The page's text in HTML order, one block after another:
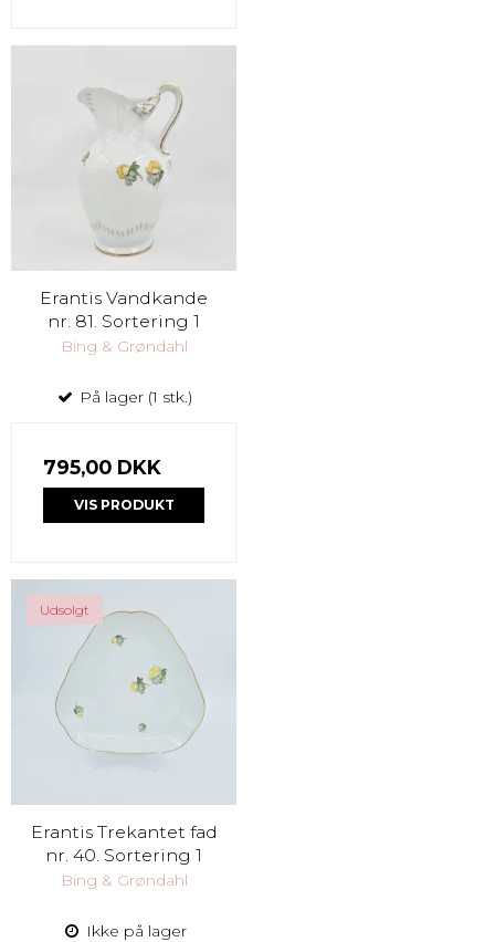
Erantis Vandkande
nr. 81. Sortering 1
Bing & Grøndahl
På lager (1 stk.)
795,00 DKK
VIS PRODUKT
Udsolgt
Erantis Trekantet fad
nr. 40. Sortering 1
Bing & Grøndahl
Ikke på lager